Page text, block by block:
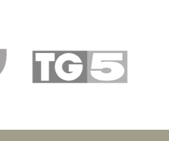
ordinato perfetto,
27/05/2020